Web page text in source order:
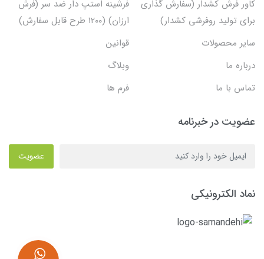
کاور فرش کشدار (سفارش گذاری
برای تولید روفرشی کشدار)
فرشینه استپ دار ضد سر (فرش
ارزان) (۱۲۰۰ طرح قابل سفارش)
سایر محصولات
قوانین
درباره ما
وبلاگ
تماس با ما
فرم ها
عضویت در خبرنامه
عضویت
نماد الکترونیکی